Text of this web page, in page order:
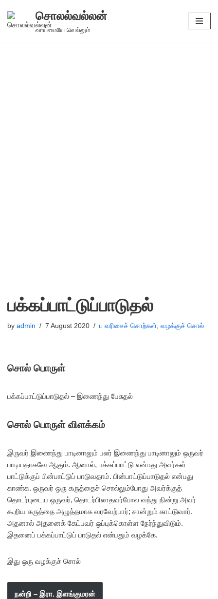
Skip
சொலல்வல்லன்
வாய்மையே வெல்லும்
பக்கப்பாட்டுப்பாடுதல்
by admin 7 August 2020 ப வரிசைச் சொற்கள், வழக்குச் சொல்
சொல் பொருள்
பக்கப்பாட்டுப்பாடுதல் – இணைந்து பேசுதல்
சொல் பொருள் விளக்கம்
இருவர் இணைந்து பாடினாலும் பலர் இணைந்து பாடினாலும் ஒருவர்
பாடியதாகவே ஆகும். ஆனால், பக்கப்பாட்டு என்பது அவர்கள்
பாட்டுக்குப் பின்பாட்டுப் பாடுவதாம். பின்பாட்டுப்பாடுதல் என்பது
காண்க. ஒருவர் ஒரு கருத்தைச் சொல்லும்போது அவர்க்குத்
தொடர்புடைய ஒருவர், தொடர்பிலாதவர்போல வந்து நின்று அவர்
கூறிய கருத்தை அழுத்தமாக வரவேற்பார்; சான்றும் காட்டுவார்.
அதனால் அதனைக் கேட்பவர் ஒப்புக்கொள்ள நேர்ந்துவிடும்.
இதனைப் பக்கப்பாட்டுப் பாடுதல் என்பதும் வழக்கே.
இது ஒரு வழக்குச் சொல்
நன்றி – இரா. இளங்குமரன்